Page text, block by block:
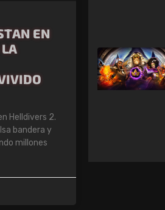
EN
Helldivers 2.
bandera y
millones